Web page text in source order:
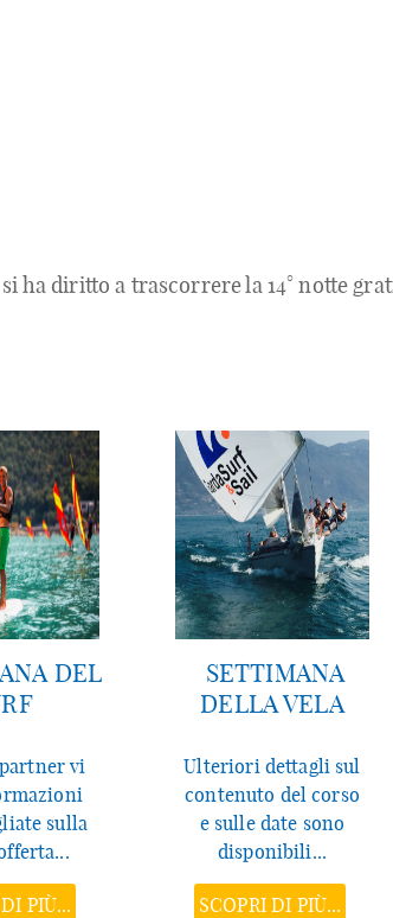
ha diritto a trascorrere la 14° notte
DEL
vi
sulla
PIÙ...
SETTIMANA
DELLA VELA
Ulteriori dettagli sul
contenuto del corso
e sulle date sono
disponibili...
SCOPRI DI PIÙ...